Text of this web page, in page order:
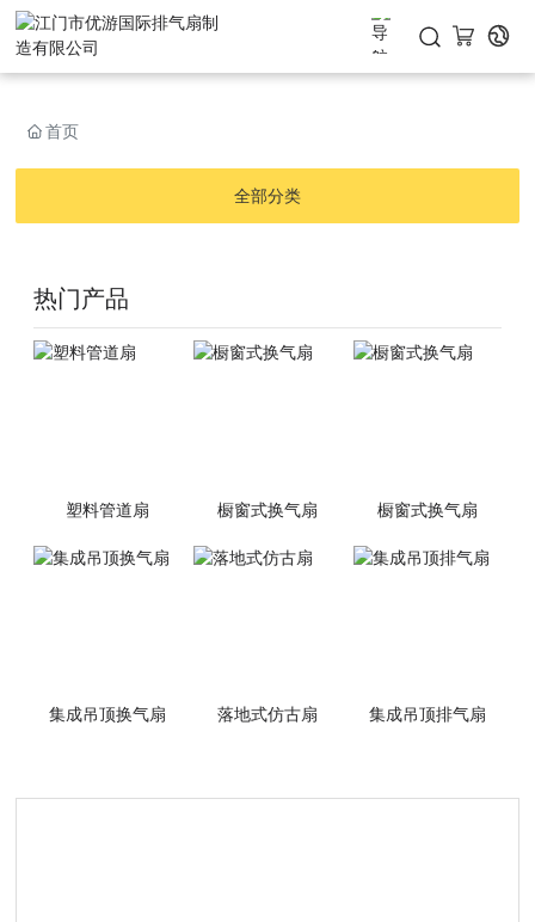
产品中心 
关于我们
工程案例
下载中心
首页
全部分类
热门产品
塑料管道扇 橱窗式换气扇 橱窗式换气扇
集成吊顶换气扇 落地式仿古扇 集成吊顶排气扇